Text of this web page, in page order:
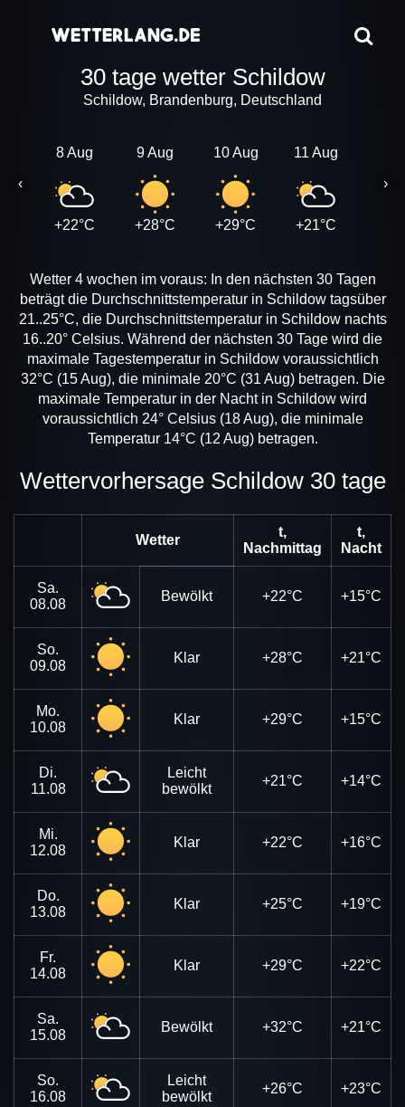
30 tage wetter Schildow
Schildow, Brandenburg, Deutschland
8 Aug
+22°C
9 Aug
+28°C
10 Aug
+29°C
11 Aug
+21°C
‹ ›
Wetter 4 wochen im voraus: In den nächsten 30 Tagen
beträgt die Durchschnittstemperatur in Schildow tagsüber
21..25°C, die Durchschnittstemperatur in Schildow nachts
16..20° Celsius. Während der nächsten 30 Tage wird die
maximale Tagestemperatur in Schildow voraussichtlich
32°C (15 Aug), die minimale 20°C (31 Aug) betragen. Die
maximale Temperatur in der Nacht in Schildow wird
voraussichtlich 24° Celsius (18 Aug), die minimale
Temperatur 14°C (12 Aug) betragen.
Wettervorhersage Schildow 30 tage
Wetter
t,
Nachmittag
t,
Nacht
Sa.
08.08
Bewölkt +22°C +15°C
So.
09.08
Klar +28°C +21°C
Mo.
10.08
Klar +29°C +15°C
Di.
11.08
Leicht
bewölkt
+21°C +14°C
Mi.
12.08
Klar +22°C +16°C
Do.
13.08
Klar +25°C +19°C
Fr.
14.08
Klar +29°C +22°C
Sa.
15.08
Bewölkt +32°C +21°C
So.
16.08
Leicht
bewölkt
+26°C +23°C